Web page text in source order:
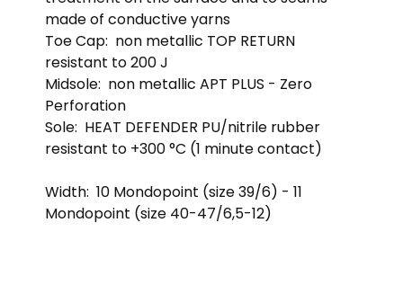
made of conductive yarns
Toe Cap: non metallic TOP RETURN
resistant to 200 J
Midsole: non metallic APT PLUS - Zero
Perforation
Sole: HEAT DEFENDER PU/nitrile rubber
resistant to +300 °C (1 minute contact)
Width: 10 Mondopoint (size 39/6) - 11
Mondopoint (size 40-47/6,5-12)